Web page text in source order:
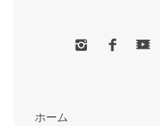
ホーム